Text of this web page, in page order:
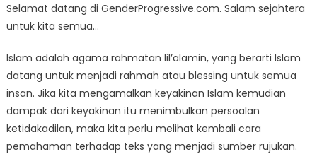
Selamat datang di GenderProgressive.com. Salam sejahtera
untuk kita semua…
Islam adalah agama rahmatan lil’alamin, yang berarti Islam
datang untuk menjadi rahmah atau blessing untuk semua
insan. Jika kita mengamalkan keyakinan Islam kemudian
dampak dari keyakinan itu menimbulkan persoalan
ketidakadilan, maka kita perlu melihat kembali cara
pemahaman terhadap teks yang menjadi sumber rujukan.